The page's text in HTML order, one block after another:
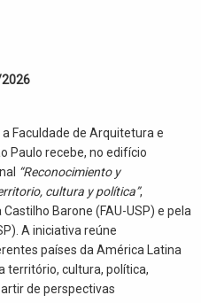
a Faculdade de Arquitetura e
Paulo recebe, no edifício
“Reconocimiento y
cultura y política”,
Barone (FAU-USP) e pela
A iniciativa reúne
países da América Latina
território, cultura, política,
de perspectivas